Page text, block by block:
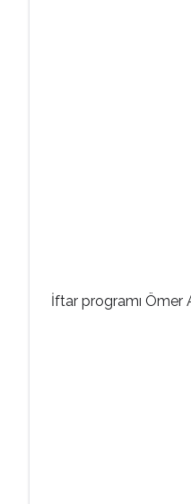
İftar programı Ömer